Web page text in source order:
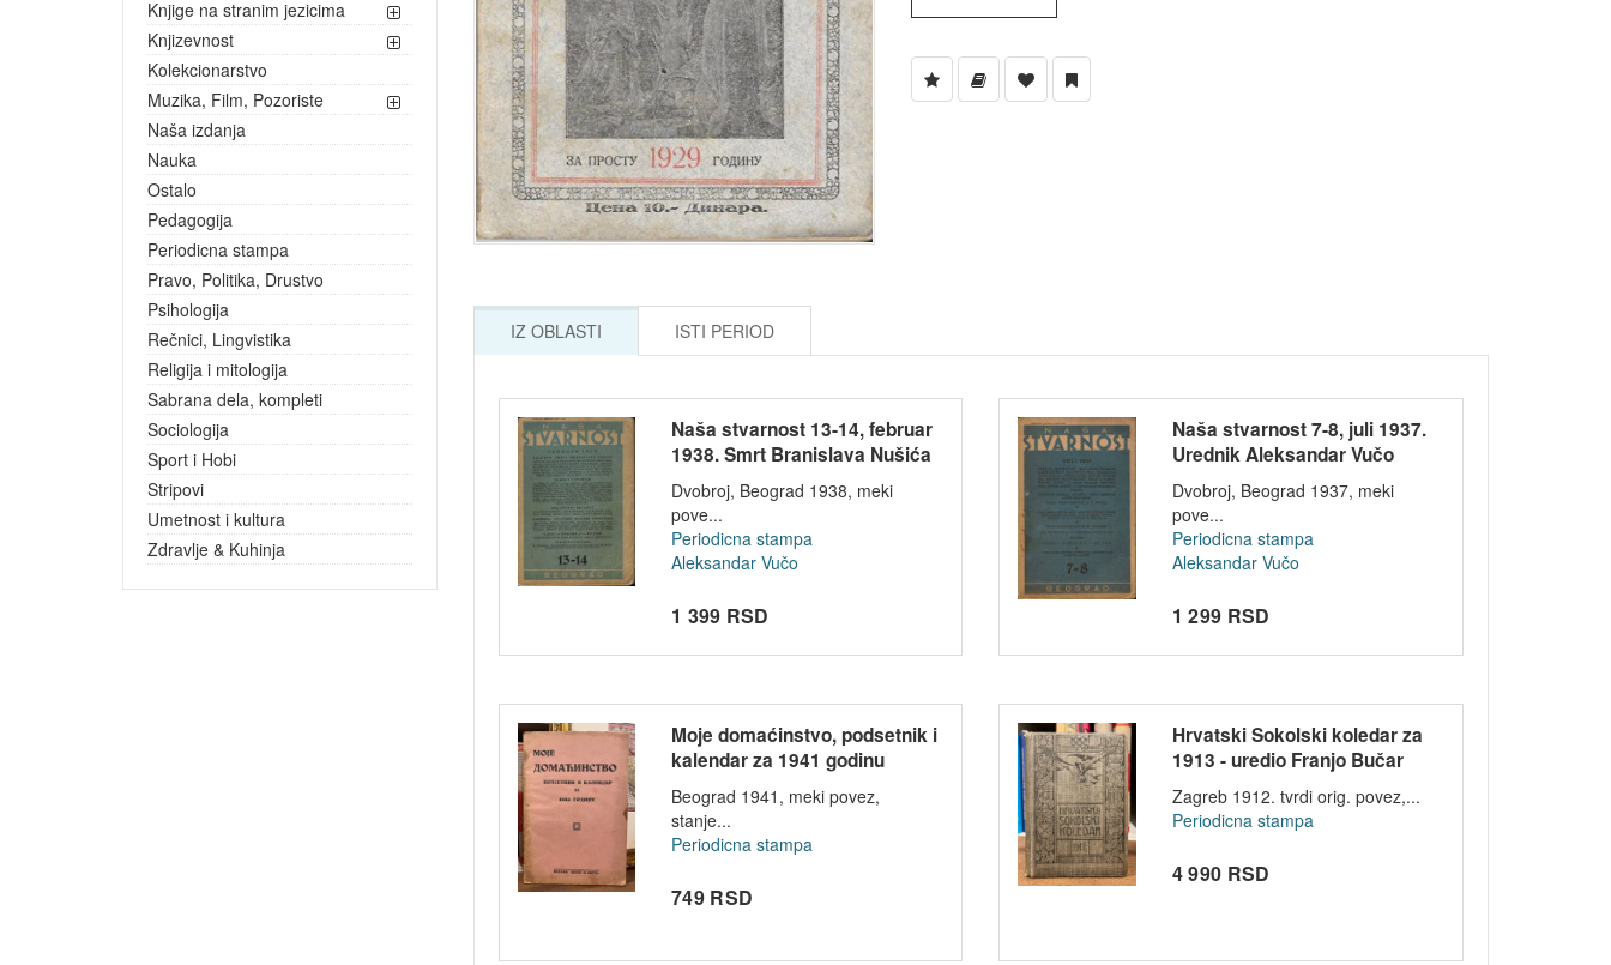
Knjige na stranim jezicima
Knjizevnost
Kolekcionarstvo
Muzika, Film, Pozoriste
Naša izdanja
Nauka
Ostalo
Pedagogija
Periodicna stampa
Pravo, Politika, Drustvo
Psihologija
Rečnici, Lingvistika
Religija i mitologija
Sabrana dela, kompleti
Sociologija
Sport i Hobi
Stripovi
Umetnost i kultura
Zdravlje & Kuhinja
IZ OBLASTI ISTI PERIOD
Naša stvarnost 13-14, februar
1938. Smrt Branislava Nušića
-...
Dvobroj, Beograd 1938, meki
pove...
Periodicna stampa
Aleksandar Vučo
1 399 RSD
Naša stvarnost 7-8, juli 1937.
Urednik Aleksandar Vučo
Dvobroj, Beograd 1937, meki
pove...
Periodicna stampa
Aleksandar Vučo
1 299 RSD
Moje domaćinstvo, podsetnik i
kalendar za 1941 godinu
Beograd 1941, meki povez,
stanje...
Periodicna stampa
749 RSD
Hrvatski Sokolski koledar za
1913 - uredio Franjo Bučar
Zagreb 1912. tvrdi orig. povez,...
Periodicna stampa
4 990 RSD